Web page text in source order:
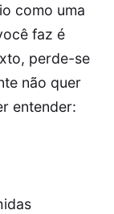
como uma
faz é
perde-se
não quer
entender: